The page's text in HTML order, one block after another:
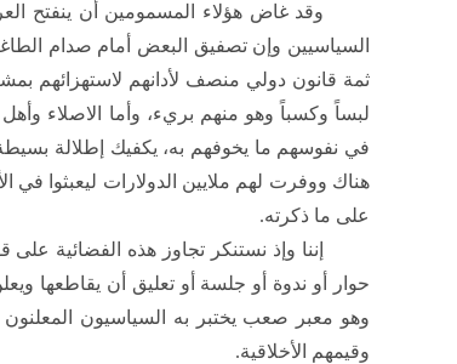
وقد غاض هؤلاء المسمومين أن ينفتح
السياسيين وإن تصفيق البعض أمام صدام
ثمة قانون دولي منصف لأدانهم لاستهزائهم
لبساً وكسباً وهو منهم بريء، وأما الاصلاء
في نفوسهم ما يخوفهم به، يكفيك إطلالة
هناك ووفرت لهم ملايين الدولارات ليعبثوا
على ما ذكرته.
إننا وإذ نستنكر تجاوز هذه الفضائية
حوار أو ندوة أو جلسة أو تعليق أن يقاطعها
وهو معبر صعب يختبر به السياسيون المعلنون
وقيمهم الأخلاقية.